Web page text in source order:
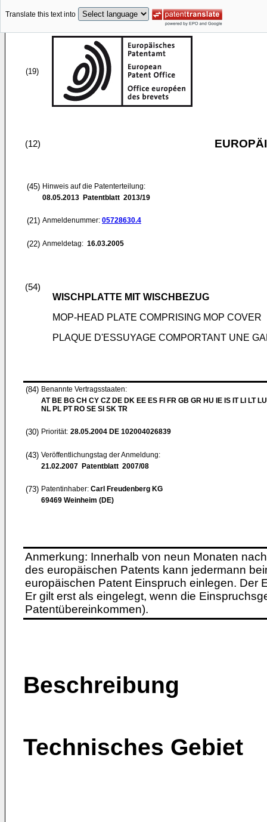
Translate this text into
(19)
(12)
(45) Hinweis auf die Patenterteilung:
08.05.2013 Patentblatt 2013/19
(21) Anmeldenummer: 05728630.4
(22) Anmeldetag: 16.03.2005
(54)
WISCHPLATTE MIT WISCHBEZUG
MOP-HEAD PLATE COMPRISING MOP COVER
PLAQUE D'ESSUYAGE COMPORTANT UNE
(84) Benannte Vertragsstaaten:
AT BE BG CH CY CZ DE DK EE ES FI FR GB GR HU IE IS IT LI LT
NL PL PT RO SE SI SK TR
(30) Priorität: 28.05.2004 DE 102004026839
(43) Veröffentlichungstag der Anmeldung:
21.02.2007 Patentblatt 2007/08
(73) Patentinhaber: Carl Freudenberg KG
69469 Weinheim (DE)
Anmerkung: Innerhalb von neun Monaten
des europäischen Patents kann jedermann
europäischen Patent Einspruch einlegen. Der
Er gilt erst als eingelegt, wenn die
Patentübereinkommen).
Beschreibung
Technisches Gebiet